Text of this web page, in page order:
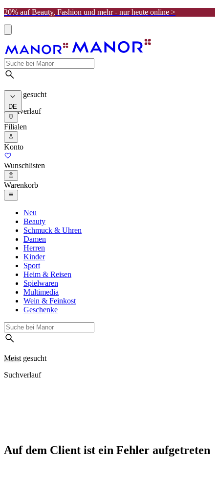
20% auf Beauty, Fashion und mehr - nur heute online >
Meist gesucht
Suchverlauf
DE
Filialen
Konto
Wunschlisten
Warenkorb
Neu
Beauty
Schmuck & Uhren
Damen
Herren
Kinder
Sport
Heim & Reisen
Spielwaren
Multimedia
Wein & Feinkost
Geschenke
Meist gesucht
Suchverlauf
Auf dem Client ist ein Fehler aufgetreten